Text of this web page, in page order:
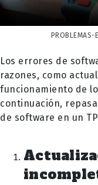
Los errores de
razones, como
funcionamiento de
continuación,
de software en un